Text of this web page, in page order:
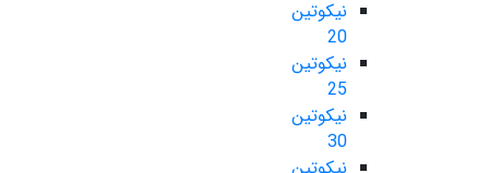
نیکوتین
20
نیکوتین
25
نیکوتین
30